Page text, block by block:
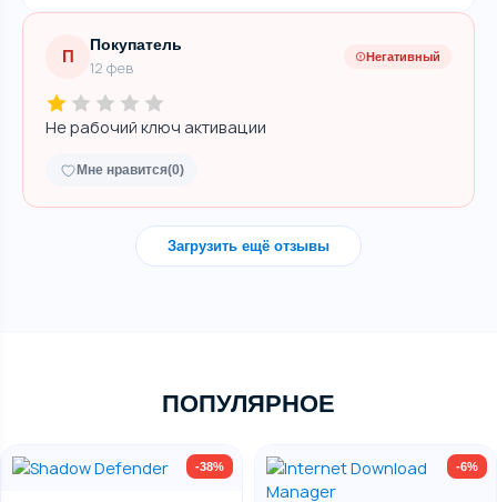
П
Покупатель
12 фев
Негативный
Не рабочий ключ активации
Мне нравится(0)
Загрузить ещё отзывы
ПОПУЛЯРНОЕ
-38% -6%